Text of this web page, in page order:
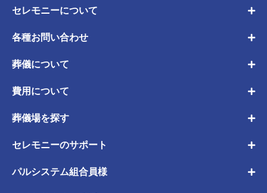
セレモニーについて
各種お問い合わせ
葬儀について
費用について
葬儀場を探す
セレモニーのサポート
パルシステム組合員様